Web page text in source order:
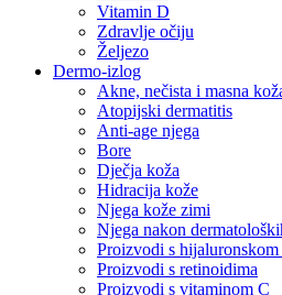
Vitamin D
Zdravlje očiju
Željezo
Dermo-izlog
Akne, nečista i masna
Atopijski dermatitis
Anti-age njega
Bore
Dječja koža
Hidracija kože
Njega kože zimi
Njega nakon
Proizvodi s
Proizvodi s retinoidima
Proizvodi s vitaminom C